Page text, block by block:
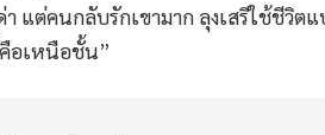
แต่คนกลับรักเขามาก ลุงเสรีใช้ชีวิต
อเหนือชั้น”